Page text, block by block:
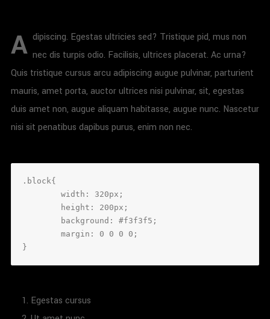
A dipiscing. Egestas ultricies sed? Tristique pid, mus non
nec dis turpis odio. Facilisis, ultrices placerat. Ac urna?
Quis tristique cursus arcu adipiscing augue pulvinar, parturient
mauris, amet porta, auctor ultrices nisi pulvinar, sit, egestas
duis amet non, augue aliquam habitasse, augue nunc. Nascetur
nisi sit penatibus dapibus purus, enim non nec.
.block{
}
Egestas cursus